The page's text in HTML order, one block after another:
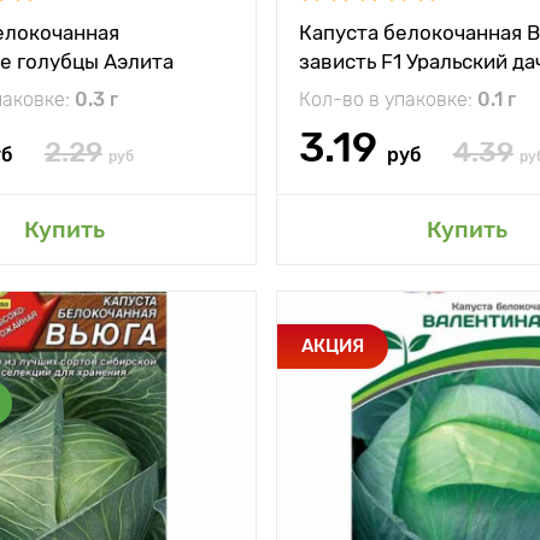
голубцы Аэлита
0.3 г
2.29 руб
Купитьв мой сад
Капуста белокочанная
зависть F1 Уральский
Кол-во в упаковке: 0.1 г
3.19 руб 4.39
Купить
Добавить в мой
Один из лучших
сортов для
хранения
70 х 70 см
солнечное место
АКЦИЯ
Особенности
Растояние между
растениями
Местоположение